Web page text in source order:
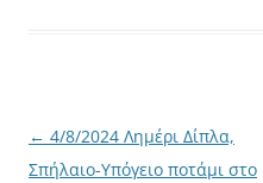
Post
navigation
← 4/8/2024 Λημέρι Δίπλα,
Σπήλαιο-Υπόγειο ποτάμι στο